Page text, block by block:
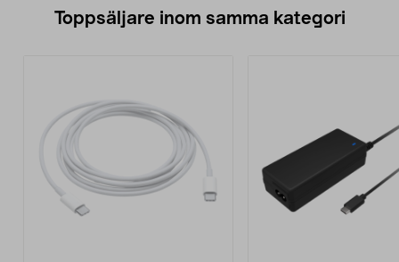
Toppsäljare inom samma kategori